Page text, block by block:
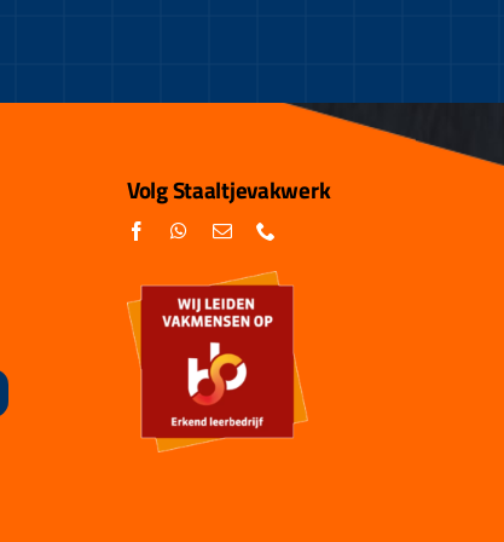
Volg Staaltjevakwerk